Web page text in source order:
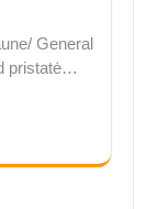
General
pristatė…